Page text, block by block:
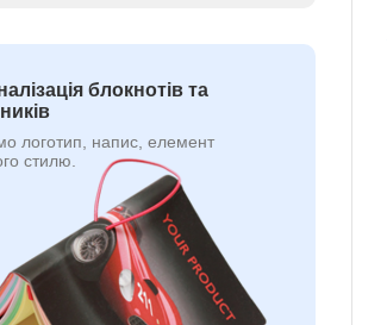
блокнотів та
логотип, напис, елемент
стилю.